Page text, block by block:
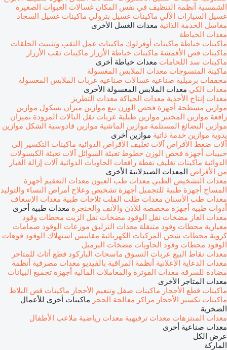
الشمسية أنظمة التنظيف في نفس المكان غسالات العبوات الصغيرة
غسيل السيارات الآلي ماكينات غسيل بترولي ماكينات غسيل السجاد
مغاسل الخدمة الذاتية معدات الغسل الأخرى
معدات الخياطة
ماكينات خياطة ماكينات أوفرلوك ماكينات عمل الثقب وتثبيت الحلقات
ماكينات قص الأقمشة ماكينات خياطة الأزرار ماكينات ثقب الأزرار
ماكينات سد اللحامات معدات خياطة أخرى
ماكينة المنسوجات معدات الملابس المغسولة
مجففات برميلية صناعية غسالات صناعية عربات الملابس المغسولة
معدات الكي معدات الملابس المغسولة الأخرى
معدات إنتاج الأحذية معدات الحياكة معدات التطريز
موازين مسطحة أجهزة فحص الوزن بيع موازين ميزان بسكول موازين
رافعة موازين المختبر موازين طبلية عربات نقل البالات المزودة بميزان
موازين البضائع المستلمة موازين الماشية موازين قادوسية الشكل موازين
يدوية موازين خدمة ذاتية موازين أخرى
آلات ضغط الأقراص آلات تغليف الأقراص الدوائية ماكينات التكسير إلى
حبيبات أجهزة فحص الوزن خطوط تعبئة السوائل آلات تعبئة الكبسولات
الدوائية ماكينات تغليف نفطة رافعات الحاويات الدوائية آلات إزالة الغبار
من الأقراص المعدات الصيدلانية الأخرى
معدات التشخيص الطبي معدات طب العيون معدات التعقيم أجهزة
المساج أجهزة طبية للتجميل أجهزة تشخيص وعلاح أمراض النساء والتوليد
معدات طب الأسنان معدات طلب القلب ثلاجات طبية معدات الإسعاف
أدوات طبية أجهزة مخصصة للأذن والأنف والحنجرة معدات طبية أخرى
معدات الغاز مضخات نقل الوقود مضخات نقل الزيت محطات وقود
معيارية محطات وقود متنقلة معدات التزليق موزعات الوقود صمامات
كروية محطات شحن المركبات الكهربائية مقاييس استهلاك الوقود فوهات
الوقود محطات وقود الحاويات مضخات البرميل
معدات نقاط البيع عربات التسوق ماسحات الباركود قطع أثاث للمتاجر
معدات الدعاية الإعلانية أنظمة المراقبة بالفيديو معدات مصرفية أنظمة
مضادة للسرقة معدات الفوترة والمعاملات المالية أجهزة تجميع البيانات
معدات المتاجر الأخرى
ماكينات قطع الأحجار ماكينات صقل وتنعيم الأحجار ماكينات قص البلاط
ماكينات تكسير الأحجار مراكز معالجة الحجر ماكينات أخرى للأعمال
الصخرية
معدات المنتزهات معدات ترفيهية معدات رياضية ملاعب الأطفال
معدات صناعية أخرى
عرض الكل
الماركة